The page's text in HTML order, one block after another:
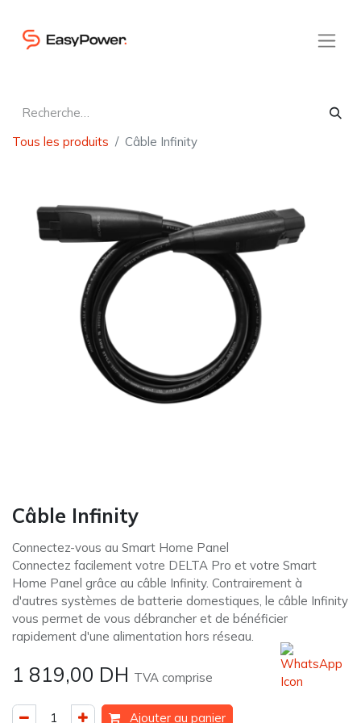
Tous les produits Câble Infinity
Câble Infinity
Connectez-vous au Smart Home Panel
Connectez facilement votre DELTA Pro et votre Smart
Home Panel grâce au câble Infinity. Contrairement à
d'autres systèmes de batterie domestiques, le câble Infinity
vous permet de vous débrancher et de bénéficier
rapidement d'une alimentation hors réseau.
1 819,00 DH TVA comprise
Ajouter au panier